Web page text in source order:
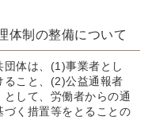
体制の整備について
体は、(1)事業者とし
ること、(2)公益通報者
して、労働者からの通
く措置等をとることの